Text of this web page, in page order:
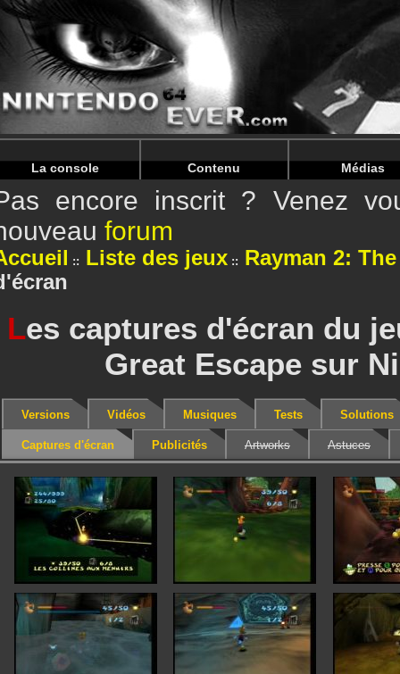
Warning: Undefined array key "HTTP_REFERER" in /
Warning: Undefined array key "HTTP_REFERER" in /
La console Contenu Médias
encore inscrit ? Venez
forum
Liste des jeux
Rayman 2:
Les captures d'écran du
Great Escape sur
Versions Vidéos Musiques Tests Solutions
Captures d'écran Publicités Artworks Astuces